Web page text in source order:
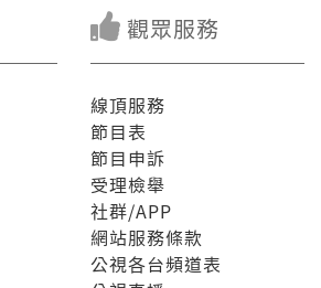
觀眾服務
線頂服務
節目表
節目申訴
受理檢舉
社群/APP
網站服務條款
公視各台頻道表